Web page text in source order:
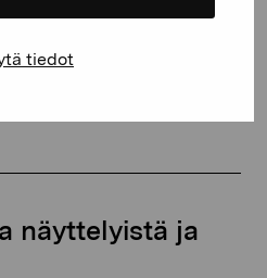
tiedot
näyttelyistä ja